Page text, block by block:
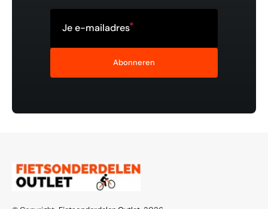
Je e-mailadres
Abonneren